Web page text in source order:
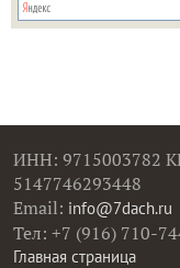
ИНН: 9715003782
5147746293448
Email: info@7dach.ru
Тел: +7 (916) 710-
Главная страница